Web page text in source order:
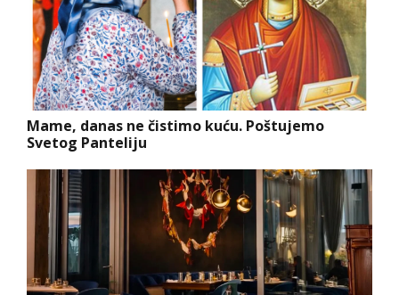
Mame, danas ne čistimo kuću. Poštujemo
Svetog Panteliju